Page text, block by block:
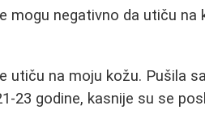
mogu negativno da utiču na
utiču na moju kožu. Pušila
23 godine, kasnije su se